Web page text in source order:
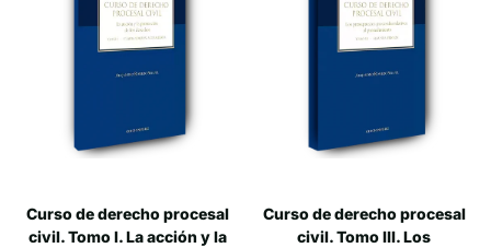
Curso de derecho procesal
civil. Tomo I. La acción y la
Curso de derecho procesal
civil. Tomo III. Los